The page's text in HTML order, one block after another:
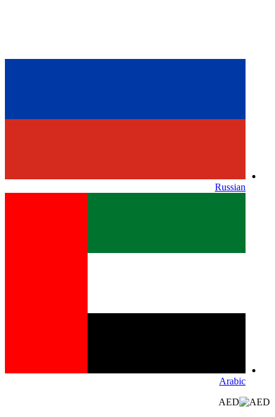
Russian
Arabic
AED